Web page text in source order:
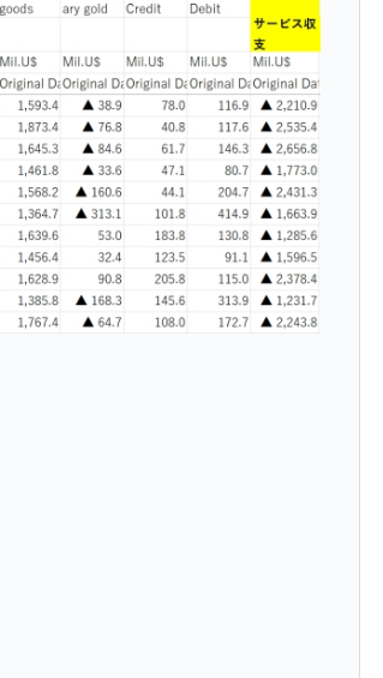
「出て行け！」「極右勢力」のプラカー
備」⇒ だから無理だってば。
あの名物教授も登場！
も減少
提出！⇒ クーパン問題は合衆国企業に対
」当期純利益は前年同期比13.4倍に。
損が出るからできない。
・サーキットブレイカーの二段コンボ